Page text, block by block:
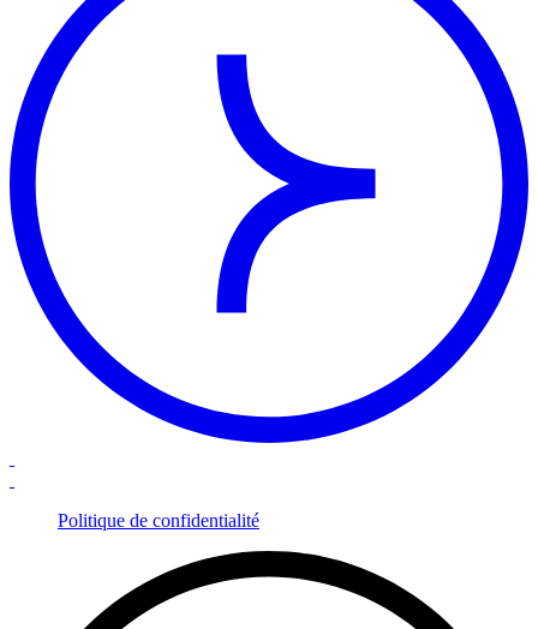
Politique de confidentialité